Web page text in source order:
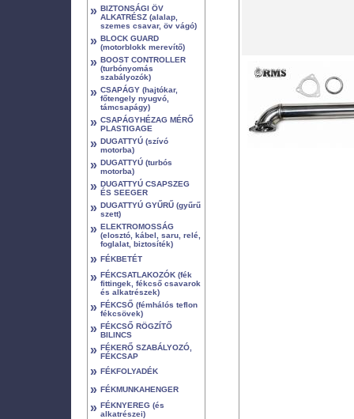
» BIZTONSÁGI ÖV
ALKATRÉSZ (alalap,
szemes csavar, öv vágó)
» BLOCK GUARD
(motorblokk merevítő)
» BOOST CONTROLLER
(turbónyomás
szabályozók)
» CSAPÁGY (hajtókar,
főtengely nyugvó,
támcsapágy)
» CSAPÁGYHÉZAG MÉRŐ
PLASTIGAGE
» DUGATTYÚ (szívó
motorba)
» DUGATTYÚ (turbós
motorba)
» DUGATTYÚ CSAPSZEG
ÉS SEEGER
» DUGATTYÚ GYŰRŰ (gyűrű
szett)
» ELEKTROMOSSÁG
(elosztó, kábel, saru, relé,
foglalat, biztosíték)
» FÉKBETÉT
» FÉKCSATLAKOZÓK (fék
fittingek, fékcső csavarok
és alkatrészek)
» FÉKCSŐ (fémhálós teflon
fékcsövek)
» FÉKCSŐ RÖGZÍTŐ
BILINCS
» FÉKERŐ SZABÁLYOZÓ,
FÉKCSAP
» FÉKFOLYADÉK
» FÉKMUNKAHENGER
» FÉKNYEREG (és
alkatrészei)